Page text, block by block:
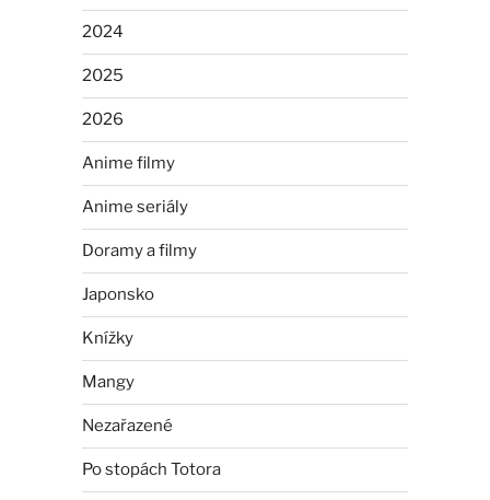
2024
2025
2026
Anime filmy
Anime seriály
Doramy a filmy
Japonsko
Knížky
Mangy
Nezařazené
Po stopách Totora